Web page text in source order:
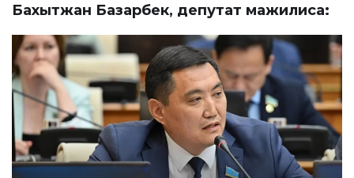
Бахытжан Базарбек, депутат мажилиса: